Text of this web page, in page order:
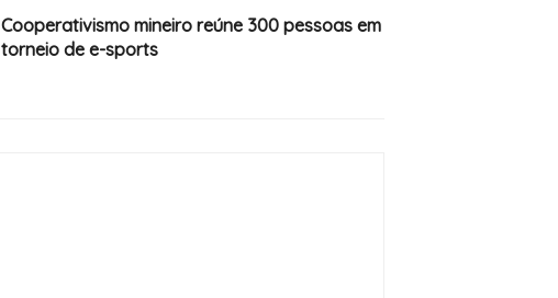
Cooperativismo mineiro reúne 300 pessoas em
torneio de e-sports